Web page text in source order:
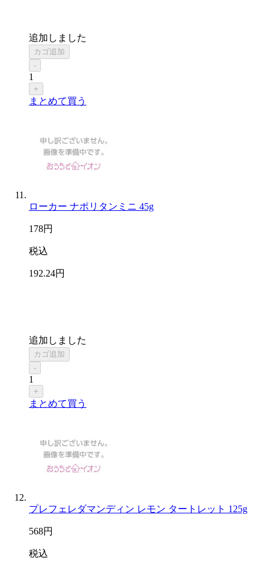
追加しました
カゴ追加
-
1
+
まとめて買う
ローカー ナポリタンミニ 45g
178円
税込
192.24円
追加しました
カゴ追加
-
1
+
まとめて買う
プレフェレダマンディン レモン タートレット 125g
568円
税込